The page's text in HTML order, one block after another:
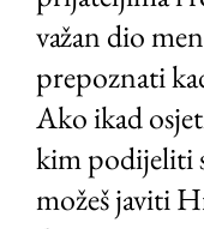
važan dio
prepoznati
Ako ikad
kim podijeliti
možeš javiti